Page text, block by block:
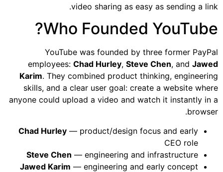
video sharing as easy as sending a link.
Who Founded YouTube?
YouTube was founded by three former PayPal
employees: Chad Hurley, Steve Chen, and Jawed
Karim. They combined product thinking, engineering
skills, and a clear user goal: create a website where
anyone could upload a video and watch it instantly in a
browser.
Chad Hurley — product/design focus and early
CEO role
Steve Chen — engineering and infrastructure
Jawed Karim — engineering and early concept